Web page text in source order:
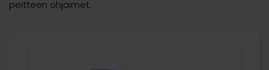
peitteen ohjaimet.